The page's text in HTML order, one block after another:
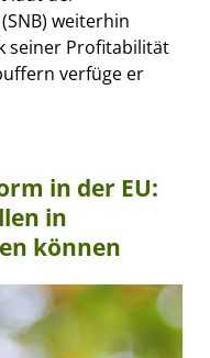
weiterhin
seiner Profitabilität
verfüge er
in der EU:
in
können